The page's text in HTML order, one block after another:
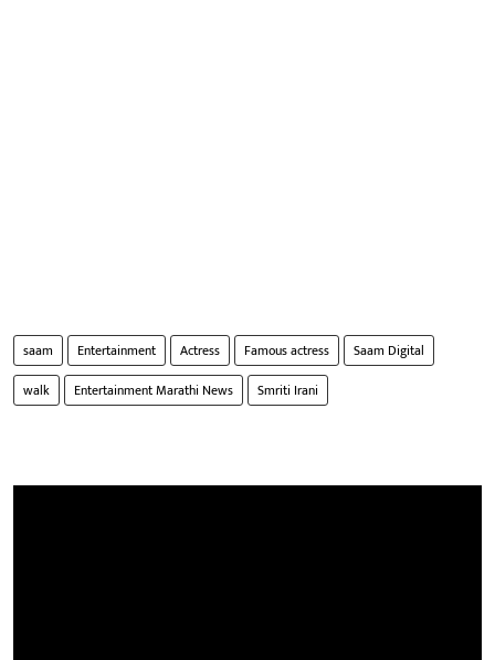
saam Entertainment Actress Famous actress
Saam Digital
walk
Entertainment Marathi News Smriti Irani